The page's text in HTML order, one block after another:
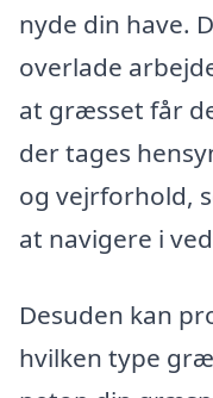
nyde din have.
overlade
at græsset får
der tages
og vejrforhold,
at navigere i
Desuden kan
hvilken type